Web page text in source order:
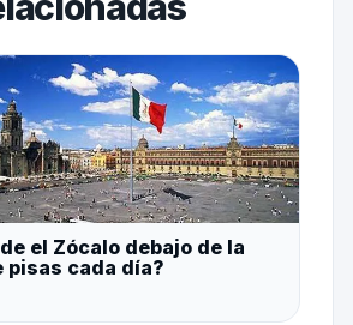
el Zócalo debajo de la
pisas cada día?